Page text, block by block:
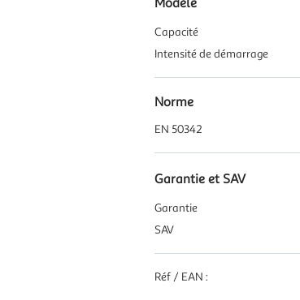
Modèle
Capacité
Intensité de démarrage
Norme
EN 50342
Garantie et SAV
Garantie
SAV
Réf / EAN :